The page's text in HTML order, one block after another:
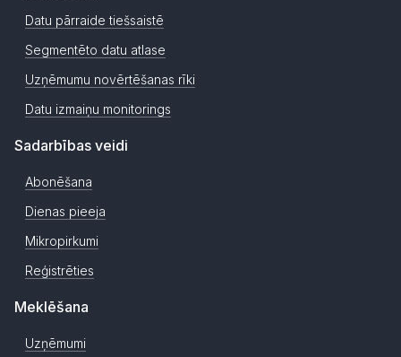
Datu pārraide tiešsaistē
Segmentēto datu atlase
Uzņēmumu novērtēšanas rīki
Datu izmaiņu monitorings
Sadarbības veidi
Abonēšana
Dienas pieeja
Mikropirkumi
Reģistrēties
Meklēšana
Uzņēmumi